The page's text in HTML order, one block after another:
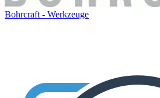
Bohrcraft - Werkzeuge